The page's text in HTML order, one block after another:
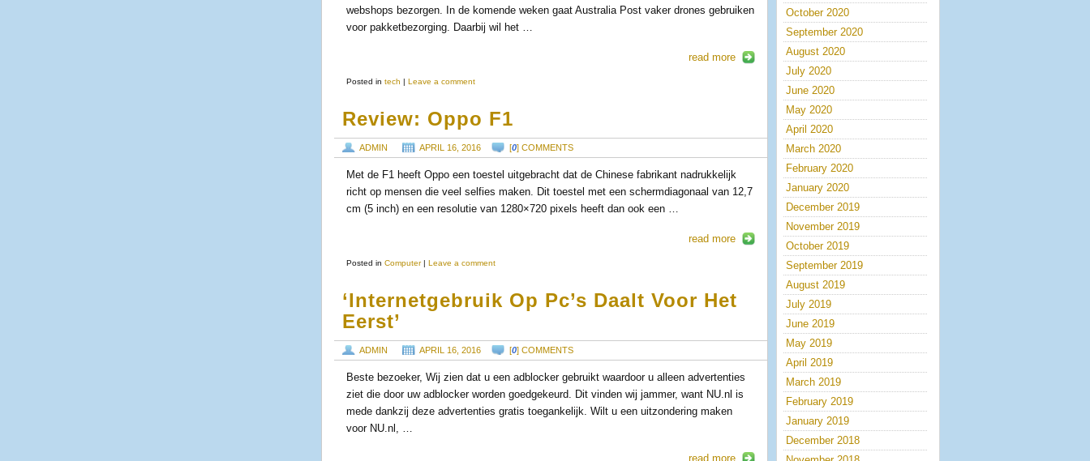
webshops bezorgen. In de komende weken gaat Australia Post vaker drones gebruiken
voor pakketbezorging. Daarbij wil het …
read more
Posted in tech | Leave a comment
Review: Oppo F1
ADMIN APRIL 16, 2016 [0] COMMENTS
Met de F1 heeft Oppo een toestel uitgebracht dat de Chinese fabrikant nadrukkelijk
richt op mensen die veel selfies maken. Dit toestel met een schermdiagonaal van 12,7
cm (5 inch) en een resolutie van 1280×720 pixels heeft dan ook een …
read more
Posted in Computer | Leave a comment
‘Internetgebruik Op Pc’s Daalt Voor Het
Eerst’
ADMIN APRIL 16, 2016 [0] COMMENTS
Beste bezoeker, Wij zien dat u een adblocker gebruikt waardoor u alleen advertenties
ziet die door uw adblocker worden goedgekeurd. Dit vinden wij jammer, want NU.nl is
mede dankzij deze advertenties gratis toegankelijk. Wilt u een uitzondering maken
voor NU.nl, …
read more
October 2020
September 2020
August 2020
July 2020
June 2020
May 2020
April 2020
March 2020
February 2020
January 2020
December 2019
November 2019
October 2019
September 2019
August 2019
July 2019
June 2019
May 2019
April 2019
March 2019
February 2019
January 2019
December 2018